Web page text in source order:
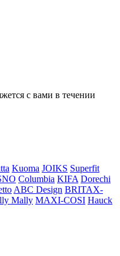
с вами в течении
Kuoma JOIKS Superfit
Columbia KIFA Dorechi
ABC Design BRITAX-
Mally MAXI-COSI Hauck